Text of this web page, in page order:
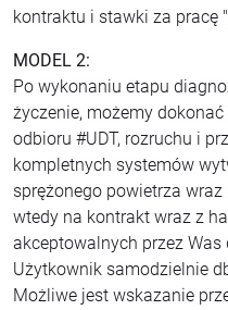
kontraktu i stawki za pracę
MODEL 2:
Po wykonaniu etapu
życzenie, możemy
odbioru #UDT, rozruchu i
kompletnych systemów
sprężonego powietrza
wtedy na kontrakt wraz z
akceptowalnych przez
Użytkownik samodzielnie
Możliwe jest wskazanie